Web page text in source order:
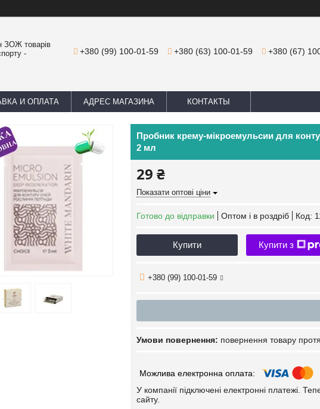
ЗОЖ товарів
-
+380 (99) 100-01-59 +380 (63) 100-01-59 +380 (67)
И ОПЛАТА АДРЕС МАГАЗИНА КОНТАКТЫ
Пробник крему-мікроемульсии для
2 мл
29 ₴
Показати оптові ціни
Готово до відправки Оптом і в роздріб Код:
Купити Купити з
+380 (99) 100-01-59
повернення товару
У компанії підключені електронні платежі.
сайту.